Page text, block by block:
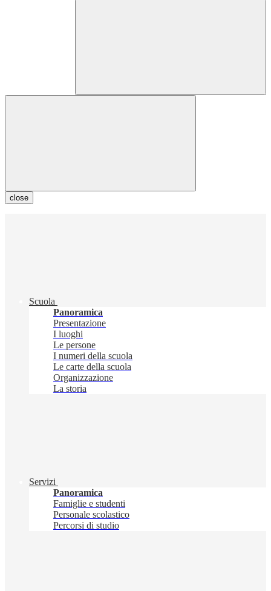
close
Scuola
Panoramica
Presentazione
I luoghi
Le persone
I numeri della scuola
Le carte della scuola
Organizzazione
La storia
Servizi
Panoramica
Famiglie e studenti
Personale scolastico
Percorsi di studio